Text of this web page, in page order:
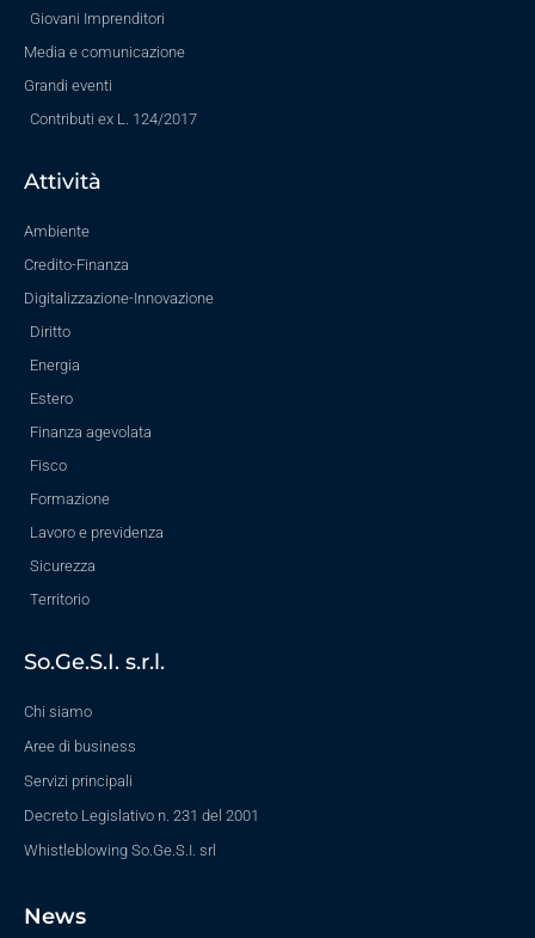
Giovani Imprenditori
Media e comunicazione
Grandi eventi
Contributi ex L. 124/2017
Attività
Ambiente
Credito-Finanza
Digitalizzazione-Innovazione
Diritto
Energia
Estero
Finanza agevolata
Fisco
Formazione
Lavoro e previdenza
Sicurezza
Territorio
So.Ge.S.I. s.r.l.
Chi siamo
Aree di business
Servizi principali
Decreto Legislativo n. 231 del 2001
Whistleblowing So.Ge.S.I. srl
News